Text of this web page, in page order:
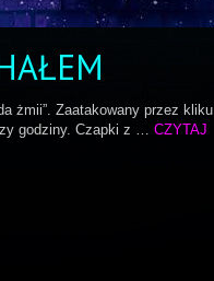
żmii”. Zaatakowany przez kliku
godziny. Czapki z … CZYTAJ